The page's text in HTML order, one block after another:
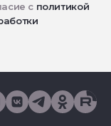
с политикой